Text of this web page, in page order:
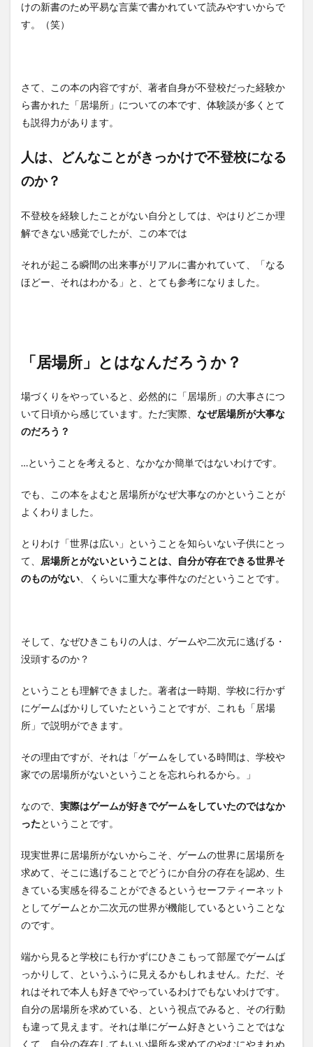
けの新書のため平易な言葉で書かれていて読みやすいからで
す。（笑）
さて、この本の内容ですが、著者自身が不登校だった経験か
ら書かれた「居場所」についての本です、体験談が多くとて
も説得力があります。
人は、どんなことがきっかけで不登校になる
のか？
不登校を経験したことがない自分としては、やはりどこか理
解できない感覚でしたが、この本では
それが起こる瞬間の出来事がリアルに書かれていて、「なる
ほどー、それはわかる」と、とても参考になりました。
「居場所」とはなんだろうか？
場づくりをやっていると、必然的に「居場所」の大事さにつ
いて日頃から感じています。ただ実際、 なぜ居場所が大事な
のだろう？
…ということを考えると、なかなか簡単ではないわけです。
でも、この本をよむと居場所がなぜ大事なのかということが
よくわりました。
とりわけ「世界は広い」ということを知らいない子供にとっ
て、
居場所とがないということは、自分が存在できる世界そ
のものがない 、くらいに重大な事件なのだということです。
そして、なぜひきこもりの人は、ゲームや二次元に逃げる・
没頭するのか？
ということも理解できました。著者は一時期、学校に行かず
にゲームばかりしていたということですが、これも「居場
所」で説明ができます。
その理由ですが、それは「ゲームをしている時間は、学校や
家での居場所がないということを忘れられるから。」
なので、 実際はゲームが好きでゲームをしていたのではなか
ったということです。
現実世界に居場所がないからこそ、ゲームの世界に居場所を
求めて、そこに逃げることでどうにか自分の存在を認め、生
きている実感を得ることができるというセーフティーネット
としてゲームとか二次元の世界が機能しているということな
のです。
端から見ると学校にも行かずにひきこもって部屋でゲームば
っかりして、というふうに見えるかもしれません。ただ、そ
れはそれで本人も好きでやっているわけでもないわけです。
自分の居場所を求めている、という視点でみると、その行動
も違って見えます。それは単にゲーム好きということではな
くて、自分の存在してもいい場所を求めてのやむにやまれぬ